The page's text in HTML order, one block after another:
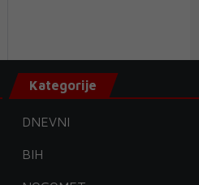
Kategorije
DNEVNI
BIH